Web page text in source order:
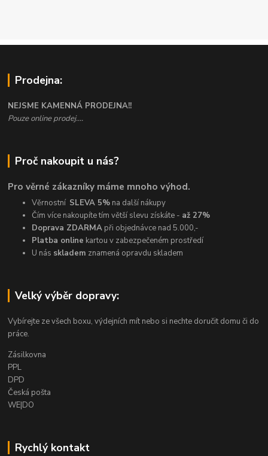
Prodejna:
NEJSME KAMENNÁ PRODEJNA!!
Pouze online prodej....
Proč nakoupit u nás?
Pro věrné zákazníky máme mnoho výhod.
Věrnostní SLEVA 5% na další nákupy
Čím více nakoupíte tím větší slevu získáte - až 27%
Doprava ZDARMA při objednávce nad 5.000,-
Platba online kartou v zabezpečeném prostředí
U nás skladem znamená opravdu skladem
Velký výběr dopravy:
Vybírejte ze všech boxu, výdejních mít nebo si nechte doručit domu či do
práce.
Zásilkovna
PPL
DPD
Česká pošta
WE|DO
Rychlý kontakt